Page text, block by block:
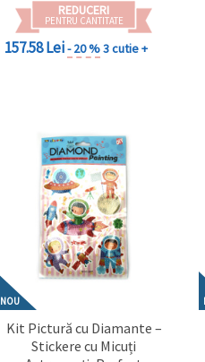
REDUCERI
PENTRU CANTITATE
157.58 Lei- 20 %3 cutie +
NOU
Kit Pictură cu Diamante –
Stickere cu Micuți